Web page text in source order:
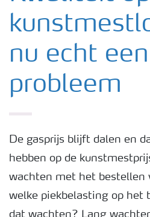
Gewassen
Meststoffen
Grow the future
Meststoffen veiligheid
nu echt een
probleem
De gasprijs blijft dalen en
hebben op de
wachten met het bestellen
welke piekbelasting op het
dat wachten? Lang